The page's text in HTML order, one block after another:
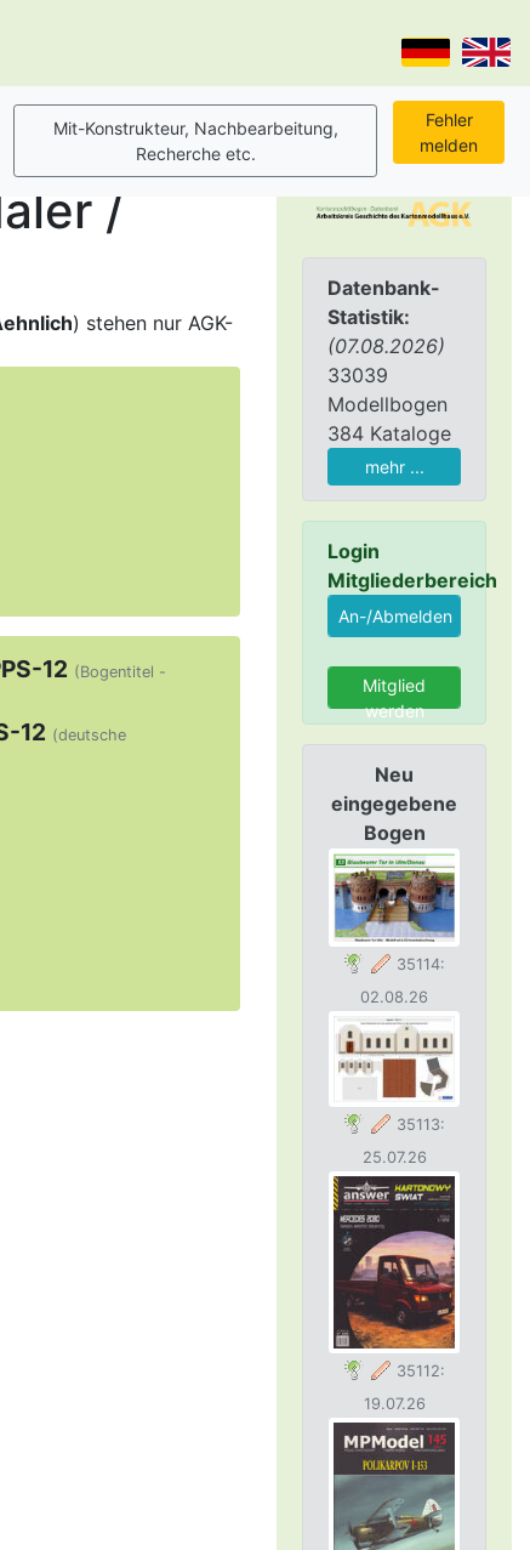
Datenbank-
Statistik:
(07.08.2026)
33039
Modellbogen
384 Kataloge
mehr ...
Login
Mitgliederbereich
Mitglied
werden
Neu
eingegebene
Bogen
35114:
02.08.26
35113:
25.07.26
35112:
19.07.26
/
) stehen nur AGK-
12 (Bogentitel -
12 (deutsche